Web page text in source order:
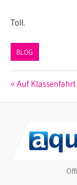
Toll.
BLOG
Vorheriger
Auf Klassenfahrt